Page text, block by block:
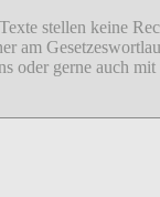
stellen keine
am
oder gerne auch mit